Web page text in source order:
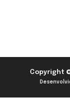
Copyright